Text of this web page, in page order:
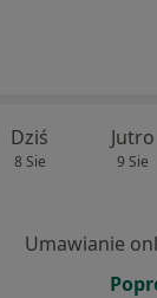
Dziś
8 Sie
Jutro
9 Sie
Umawianie